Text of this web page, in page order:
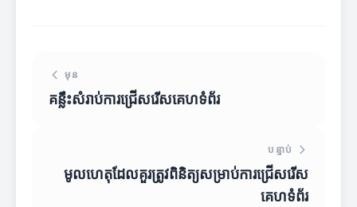
មុន
គន្លឹះសំរាប់ការជ្រើសរើសគេហទំព័រ
បន្ទាប់
មូលហេតុដែលគួរត្រូវពិនិត្យសម្រាប់ការជ្រើសរើស
គេហទំព័រ